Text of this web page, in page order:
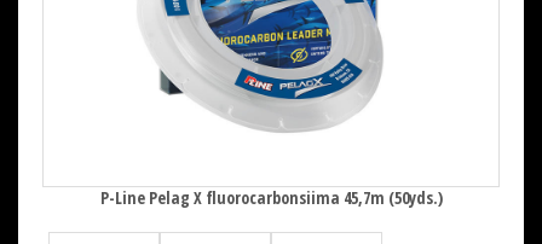
P-Line Pelag X fluorocarbonsiima 45,7m (50yds.)